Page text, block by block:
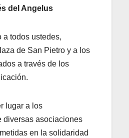
del Angelus
a todos ustedes,
de San Pietro y a los
a través de los
lugar a los
diversas asociaciones
en la solidaridad